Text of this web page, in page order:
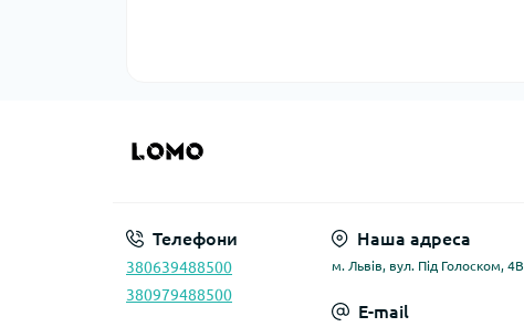
Телефони
380639488500
380979488500
Наша адреса
м. Львів, вул. Під Голоском, 4В
E-mail